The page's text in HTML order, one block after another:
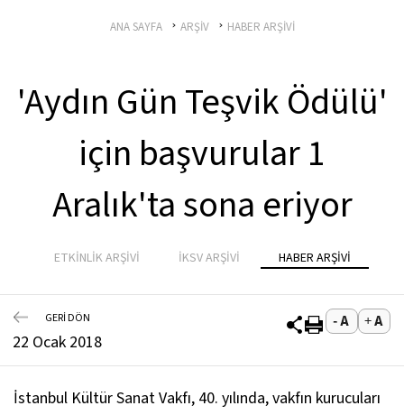
ANA SAYFA ARŞİV HABER ARŞİVİ
'Aydın Gün Teşvik Ödülü'
için başvurular 1
Aralık'ta sona eriyor
ETKİNLİK ARŞİVİ İKSV ARŞİVİ HABER ARŞİVİ
GERİ DÖN
22 Ocak 2018
İstanbul Kültür Sanat Vakfı, 40. yılında, vakfın kurucuları